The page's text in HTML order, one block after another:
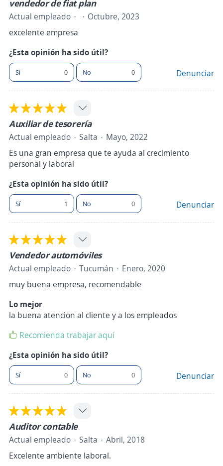
vendedor de fiat plan
Actual empleado
Octubre, 2023
excelente empresa
¿Esta opinión ha sido útil?
Sí 0 No 0 Denunciar
Auxiliar de tesorería
Actual empleado Salta
Mayo, 2022
Es una gran empresa que te ayuda al crecimiento
personal y laboral
¿Esta opinión ha sido útil?
Sí 1 No 0 Denunciar
Vendedor automóviles
Actual empleado Tucumán
Enero, 2020
muy buena empresa, recomendable
Lo mejor
la buena atencion al cliente y a los empleados
Recomienda trabajar aquí
¿Esta opinión ha sido útil?
Sí 0 No 0 Denunciar
Auditor contable
Actual empleado Salta
Abril, 2018
Excelente ambiente laboral.